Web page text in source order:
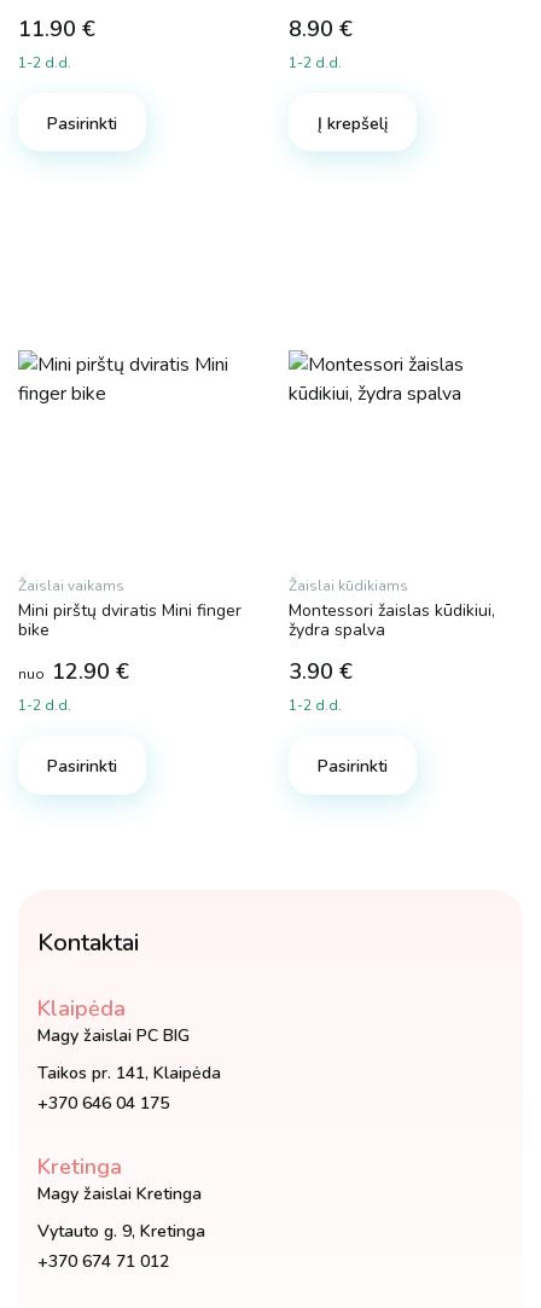
11.90 €
1-2 d.d.
Pasirinkti
8.90 €
1-2 d.d.
Į krepšelį
Žaislai vaikams
Mini pirštų dviratis Mini finger
bike
nuo 12.90 €
1-2 d.d.
Pasirinkti
the
product
page
Žaislai kūdikiams
Montessori žaislas kūdikiui,
žydra spalva
3.90 €
1-2 d.d.
Pasirinkti
Kontaktai
Klaipėda
Magy žaislai PC BIG
Taikos pr. 141, Klaipėda
+370 646 04 175
Kretinga
Magy žaislai Kretinga
Vytauto g. 9, Kretinga
+370 674 71 012